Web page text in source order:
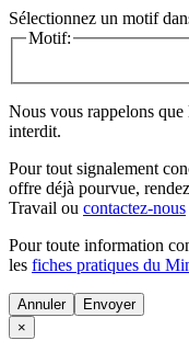
Sélectionnez un motif
Motif:
Nous vous rappelons
interdit.
Pour tout signalement
offre déjà pourvue,
Travail ou contactez-nous
Pour toute information
les fiches pratiques du
Annuler
×